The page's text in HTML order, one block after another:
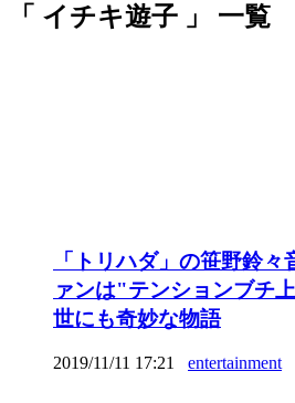
「 イチキ遊子 」 一覧
「トリハダ」の笹野鈴
ァンは"テンションブチ
世にも奇妙な物語
2019/11/11 17:21 entertainment